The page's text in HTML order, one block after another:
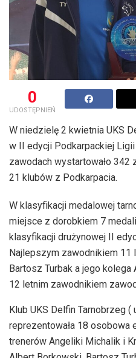
0
UDOSTĘPNIEŃ
W niedzielę 2 kwietnia UKS
w II edycji Podkarpackiej
zawodach wystartowało
21 klubów z Podkarpacia.
W klasyfikacji medalowej
miejsce z dorobkiem 7
klasyfikacji drużynowej II
Najlepszym zawodnikiem 11
Bartosz Turbak a jego
12 letnim zawodnikiem
Klub UKS Delfin Tarnobrzeg
reprezentowała 18 osobowa
trenerów Angeliki Michalik i